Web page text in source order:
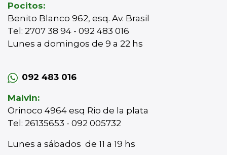
Pocitos:
Benito Blanco 962, esq. Av. Brasil
Tel: 2707 38 94 - 092 483 016
Lunes a domingos de 9 a 22 hs
092 483 016
Malvin:
Orinoco 4964 esq Rio de la plata
Tel: 26135653 - 092 005732
Lunes a sábados de 11 a 19 hs